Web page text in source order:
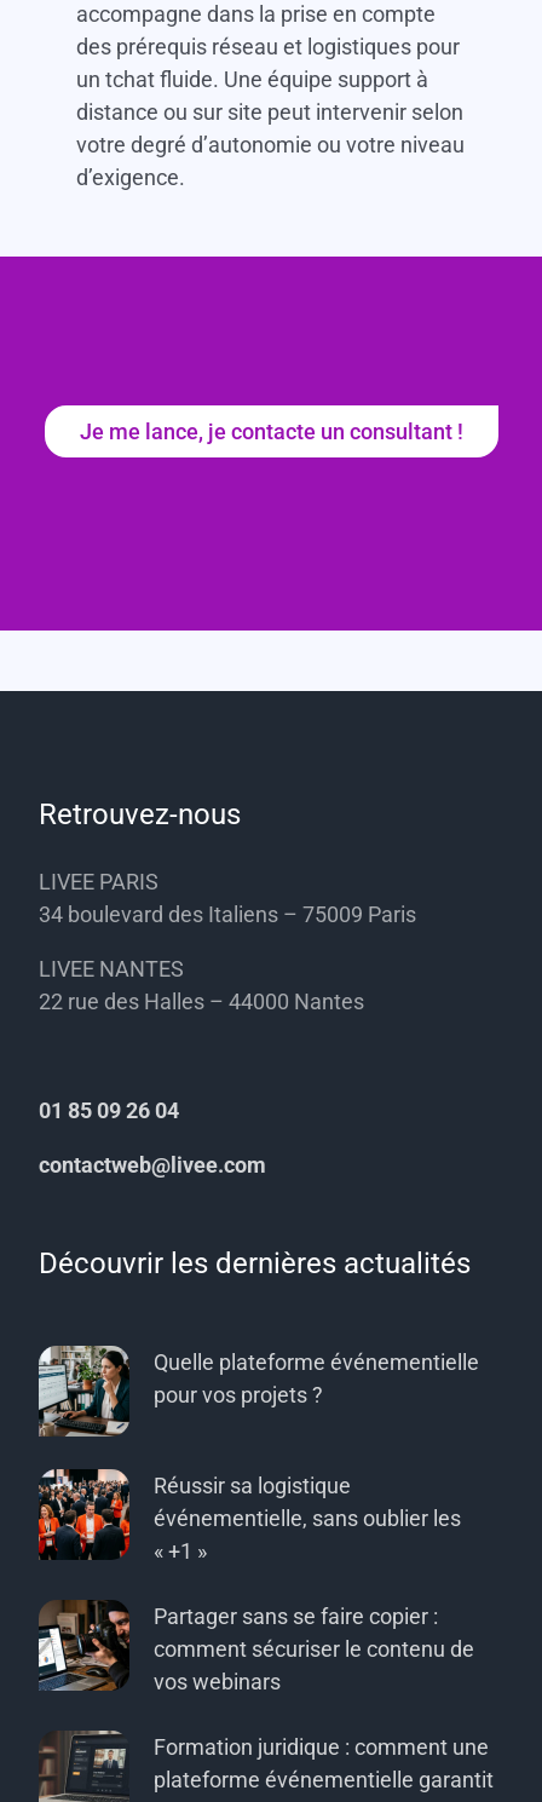
accompagne dans la prise en compte
des prérequis réseau et logistiques pour
un tchat fluide. Une équipe support à
distance ou sur site peut intervenir selon
votre degré d’autonomie ou votre niveau
d’exigence.
Je me lance, je contacte un consultant !
Retrouvez-nous
LIVEE PARIS
34 boulevard des Italiens – 75009 Paris
LIVEE NANTES
22 rue des Halles – 44000 Nantes
01 85 09 26 04
contactweb@livee.com
Découvrir les dernières actualités
Quelle plateforme événementielle
pour vos projets ?
Réussir sa logistique
événementielle, sans oublier les
« +1 »
Partager sans se faire copier :
comment sécuriser le contenu de
vos webinars
Formation juridique : comment une
plateforme événementielle garantit